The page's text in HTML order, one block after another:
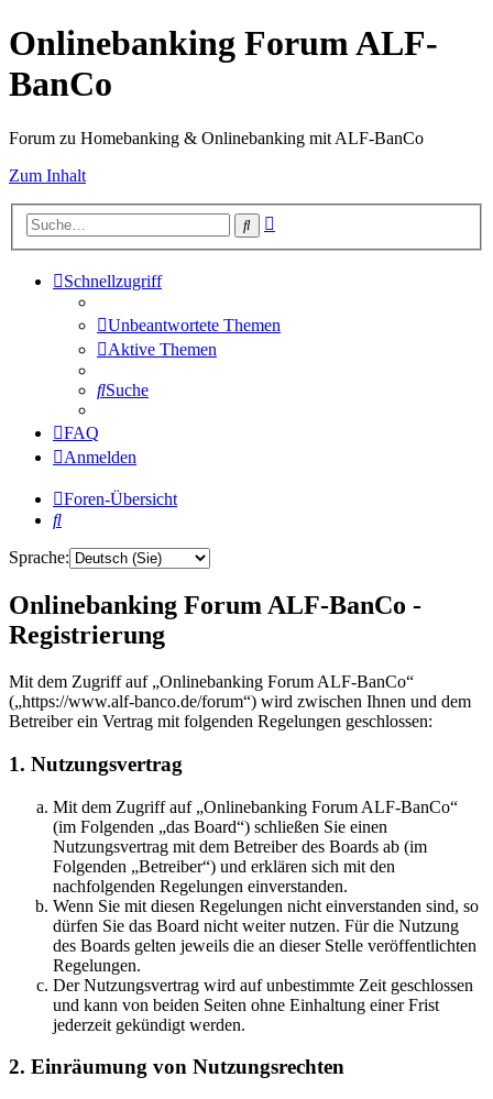
Onlinebanking Forum ALF-
BanCo
Forum zu Homebanking & Onlinebanking mit ALF-BanCo
Zum Inhalt
Suche
Schnellzugriff
Unbeantwortete Themen
Aktive Themen
Suche
FAQ
Anmelden
Foren-Übersicht
Suche
Sprache:
Onlinebanking Forum ALF-BanCo -
Registrierung
Mit dem Zugriff auf „Onlinebanking Forum ALF-BanCo“
(„https://www.alf-banco.de/forum“) wird zwischen Ihnen und dem
Betreiber ein Vertrag mit folgenden Regelungen geschlossen:
1. Nutzungsvertrag
Mit dem Zugriff auf „Onlinebanking Forum ALF-BanCo“
(im Folgenden „das Board“) schließen Sie einen
Nutzungsvertrag mit dem Betreiber des Boards ab (im
Folgenden „Betreiber“) und erklären sich mit den
nachfolgenden Regelungen einverstanden.
Wenn Sie mit diesen Regelungen nicht einverstanden sind, so
dürfen Sie das Board nicht weiter nutzen. Für die Nutzung
des Boards gelten jeweils die an dieser Stelle veröffentlichten
Regelungen.
Der Nutzungsvertrag wird auf unbestimmte Zeit geschlossen
und kann von beiden Seiten ohne Einhaltung einer Frist
jederzeit gekündigt werden.
2. Einräumung von Nutzungsrechten